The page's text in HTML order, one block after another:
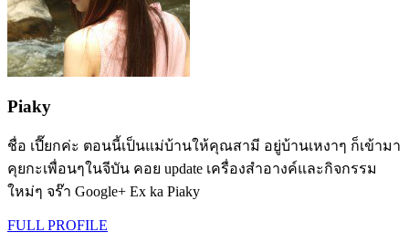
Piaky
ชื่อ เปี๊ยกค่ะ ตอนนี้เป็นแม่บ้านให้คุณสามี อยู่บ้านเหงาๆ ก็เข้ามา
คุยกะเพื่อนๆในจีบัน คอย update เครื่องสำอางค์และกิจกรรม
ใหม่ๆ จร๊า Google+ Ex ka Piaky
FULL PROFILE